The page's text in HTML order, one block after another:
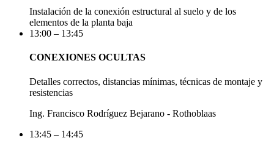
Instalación de la conexión estructural al suelo y de los
elementos de la planta baja
13:00 – 13:45
CONEXIONES OCULTAS
Detalles correctos, distancias mínimas, técnicas de montaje y
resistencias
Ing. Francisco Rodríguez Bejarano - Rothoblaas
13:45 – 14:45